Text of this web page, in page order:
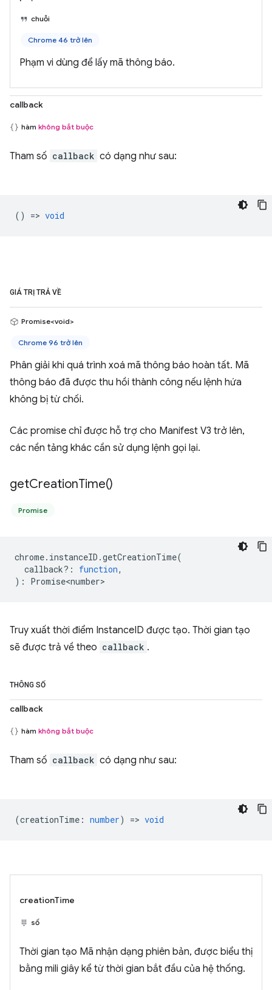
chuỗi
Chrome 46 trở lên
Phạm vi dùng để lấy mã thông báo.
callback
hàm không bắt buộc
Tham số callback có dạng như sau:
() => void
GIÁ TRỊ TRẢ VỀ
Promise<void>
Chrome 96 trở lên
Phân giải khi quá trình xoá mã thông báo hoàn tất. Mã
thông báo đã được thu hồi thành công nếu lệnh hứa
không bị từ chối.
Các promise chỉ được hỗ trợ cho Manifest V3 trở lên,
các nền tảng khác cần sử dụng lệnh gọi lại.
getCreationTime()
Promise
chrome. instanceID .getCreationTime(
callback? : function,
) : Promise<number>
Truy xuất thời điểm InstanceID được tạo. Thời gian tạo
sẽ được trả về theo callback .
THÔNG SỐ
callback
hàm không bắt buộc
Tham số callback có dạng như sau:
(creationTime : number) => void
creationTime
số
Thời gian tạo Mã nhận dạng phiên bản, được biểu thị
bằng mili giây kể từ thời gian bắt đầu của hệ thống.